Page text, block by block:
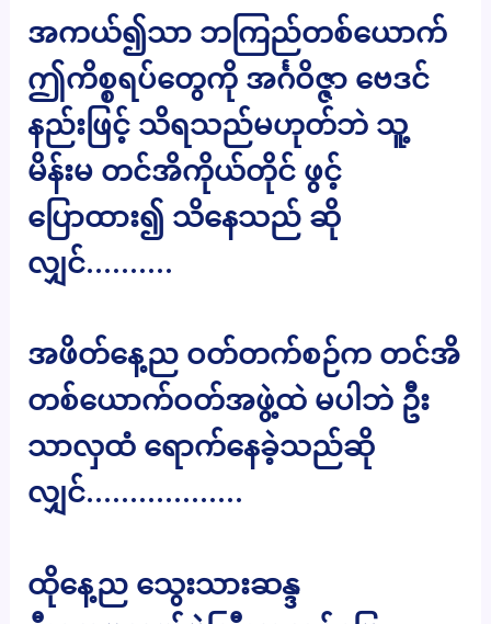
အကယ်၍သာ ဘကြည်တစ်ယောက်
ဤကိစ္စရပ်တွေကို အင်္ဂဝိဇ္ဇာ ဗေဒင်
နည်းဖြင့် သိရသည်မဟုတ်ဘဲ သူ့
မိန်းမ တင်အိကိုယ်တိုင် ဖွင့်
ပြောထား၍ သိနေသည် ဆို
လျှင်……….
အဖိတ်နေ့ည ဝတ်တက်စဉ်က တင်အိ
တစ်ယောက်ဝတ်အဖွဲ့ထဲ မပါဘဲ ဦး
သာလှထံ ရောက်နေခဲ့သည်ဆို
လျှင်………………
ထိုနေ့ည သွေးသားဆန္ဒ